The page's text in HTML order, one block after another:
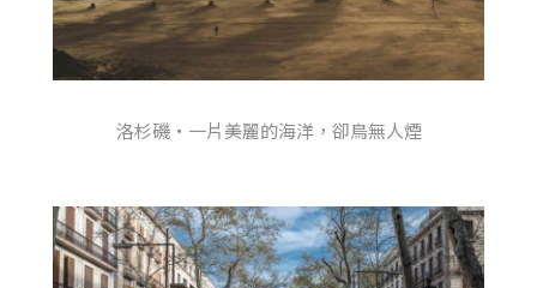
洛杉磯・一片美麗的海洋，卻鳥無人煙